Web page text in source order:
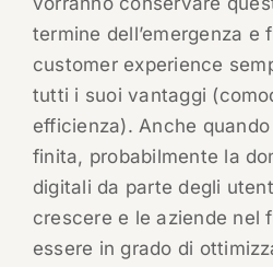
termine dell’emergenza e
customer experience
tutti i suoi vantaggi
efficienza). Anche quando
finita, probabilmente la
digitali da parte degli
crescere e le aziende nel
essere in grado di